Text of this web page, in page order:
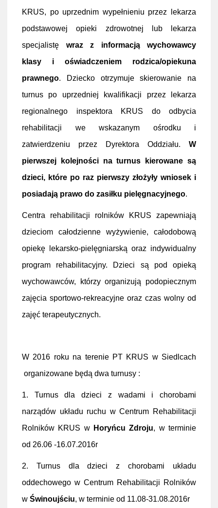
KRUS, po uprzednim wypełnieniu przez lekarza
podstawowej opieki zdrowotnej lub lekarza
specjalistę wraz z informacją wychowawcy
klasy i oświadczeniem rodzica/opiekuna
prawnego. Dziecko otrzymuje skierowanie na
turnus po uprzedniej kwalifikacji przez lekarza
regionalnego inspektora KRUS do odbycia
rehabilitacji we wskazanym ośrodku i
zatwierdzeniu przez Dyrektora Oddziału. W
pierwszej kolejności na turnus kierowane są
dzieci, które po raz pierwszy złożyły wniosek i
posiadają prawo do zasiłku pielęgnacyjnego.
Centra rehabilitacji rolników KRUS zapewniają
dzieciom całodzienne wyżywienie, całodobową
opiekę lekarsko-pielęgniarską oraz indywidualny
program rehabilitacyjny. Dzieci są pod opieką
wychowawców, którzy organizują podopiecznym
zajęcia sportowo-rekreacyjne oraz czas wolny od
zajęć terapeutycznych.
W 2016 roku na terenie PT KRUS w Siedlcach
organizowane będą dwa turnusy :
1. Turnus dla dzieci z wadami i chorobami
narządów układu ruchu w Centrum Rehabilitacji
Rolników KRUS w Horyńcu Zdroju, w terminie
od 26.06 -16.07.2016r
2. Turnus dla dzieci z chorobami układu
oddechowego w Centrum Rehabilitacji Rolników
w Świnoujściu, w terminie od 11.08-31.08.2016r